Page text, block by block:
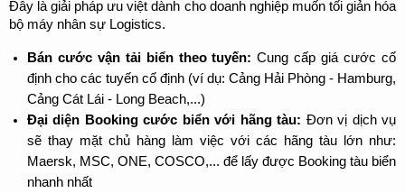
Đây là giải pháp ưu việt dành cho doanh nghiệp muốn tối giản hóa
bộ máy nhân sự Logistics.
Bán cước vận tải biển theo tuyến: Cung cấp giá cước cố
định cho các tuyến cố định (ví dụ: Cảng Hải Phòng - Hamburg,
Cảng Cát Lái - Long Beach,...)
Đại diện Booking cước biển với hãng tàu: Đơn vị dịch vụ
sẽ thay mặt chủ hàng làm việc với các hãng tàu lớn như:
Maersk, MSC, ONE, COSCO,... để lấy được Booking tàu biển
nhanh nhất